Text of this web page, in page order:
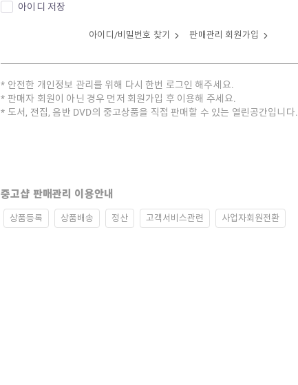
아이디 저장
아이디/비밀번호 찾기 판매관리 회원가입
안전한 개인정보 관리를 위해 다시 한번 로그인 해주세요.
판매자 회원이 아닌 경우 먼저 회원가입 후 이용해 주세요.
도서, 전집, 음반 DVD의 중고상품을 직접 판매할 수 있는 열린공간입니다.
중고샵 판매관리 이용안내
상품등록 상품배송 정산 고객서비스관련 사업자회원전환